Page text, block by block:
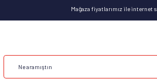
Mağaza fiyatlarımız ile internet